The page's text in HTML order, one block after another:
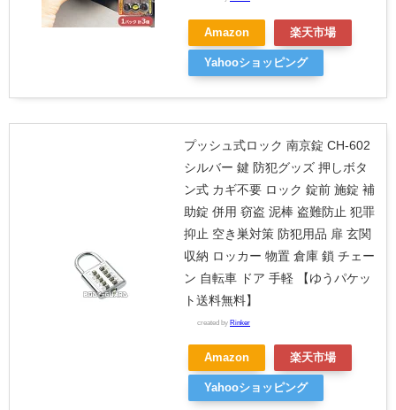
Amazon 楽天市場
Yahooショッピング
プッシュ式ロック 南京錠 CH-602
シルバー 鍵 防犯グッズ 押しボタ
ン式 カギ不要 ロック 錠前 施錠 補
助錠 併用 窃盗 泥棒 盗難防止 犯罪
抑止 空き巣対策 防犯用品 扉 玄関
収納 ロッカー 物置 倉庫 鎖 チェー
ン 自転車 ドア 手軽 【ゆうパケッ
ト送料無料】
created by Rinker
Amazon 楽天市場
Yahooショッピング